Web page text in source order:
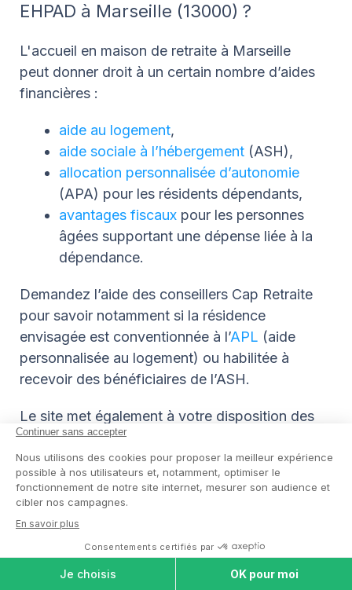
EHPAD à Marseille (13000) ?
L'accueil en maison de retraite à Marseille
peut donner droit à un certain nombre d’aides
financières :
aide au logement,
aide sociale à l’hébergement (ASH),
allocation personnalisée d’autonomie
(APA) pour les résidents dépendants,
avantages fiscaux pour les personnes
âgées supportant une dépense liée à la
dépendance.
Demandez l’aide des conseillers Cap Retraite
pour savoir notamment si la résidence
envisagée est conventionnée à l’APL (aide
personnalisée au logement) ou habilitée à
recevoir des bénéficiaires de l’ASH.
Le site met également à votre disposition des
outils de calcul de l’APA
alimentaire.
Quelles prestations les maisons de
retraite de Marseille proposent-